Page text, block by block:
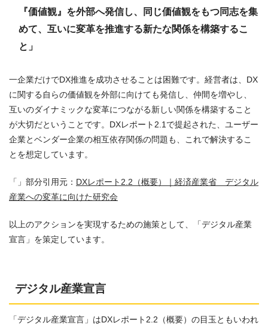
『価値観』を外部へ発信し、同じ価値観をもつ同志を集
めて、互いに変革を推進する新たな関係を構築するこ
と」
一企業だけでDX推進を成功させることは困難です。経営者は、DX
に関する自らの価値観を外部に向けても発信し、仲間を増やし、
互いのダイナミックな変革につながる新しい関係を構築すること
が大切だということです。DXレポート2.1で提起された、ユーザー
企業とベンダー企業の相互依存関係の問題も、これで解決するこ
とを想定しています。
「」部分引用元： DXレポート2.2（概要）｜経済産業省 デジタル
産業への変革に向けた研究会
以上のアクションを実現するための施策として、「デジタル産業
宣言」を策定しています。
デジタル産業宣言
「デジタル産業宣言」はDXレポート2.2（概要）の目玉ともいわれ